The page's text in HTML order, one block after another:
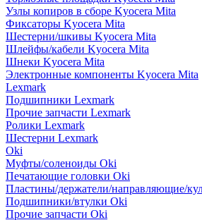
Узлы копиров в сборе Kyocera Mita
Фиксаторы Kyocera Mita
Шестерни/шкивы Kyocera Mita
Шлейфы/кабели Kyocera Mita
Шнеки Kyocera Mita
Электронные компоненты Kyocera Mita
Lexmark
Подшипники Lexmark
Прочие запчасти Lexmark
Ролики Lexmark
Шестерни Lexmark
Oki
Муфты/соленоиды Oki
Печатающие головки Oki
Пластины/держатели/направляющие/
Подшипники/втулки Oki
Прочие запчасти Oki